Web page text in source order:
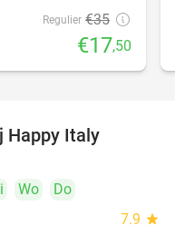
Regulier €35
€17,50
Happy Italy
Wo
Do
7.9 star